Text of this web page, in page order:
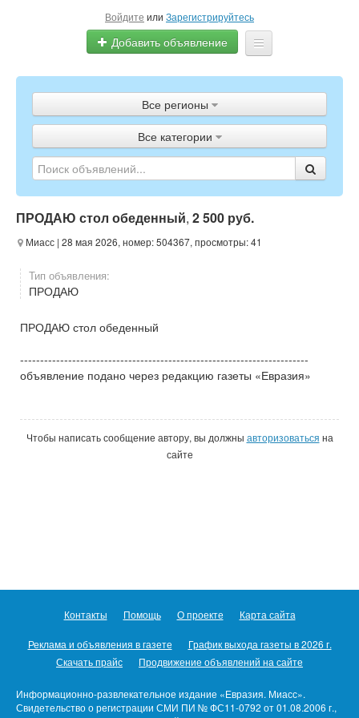
Войдите или Зарегистрируйтесь
Добавить объявление
Объявления
Полистать газету
ТВ-программа
Все регионы
Все категории
ПРОДАЮ стол обеденный, 2 500 руб.
Миасс | 28 мая 2026, номер: 504367, просмотры: 41
Тип объявления:
ПРОДАЮ
ПРОДАЮ стол обеденный
------------------------------------------------------------------------
объявление подано через редакцию газеты «Евразия»
Чтобы написать сообщение автору, вы должны авторизоваться на
сайте
Контакты Помощь О проекте Карта сайта
Реклама и объявления в газете
График выхода газеты в 2026 г.
Скачать прайс
Продвижение объявлений на сайте
Информационно-развлекательное издание «Евразия. Миасс».
Свидетельство о регистрации СМИ ПИ № ФС11-0792 от 01.08.2006 г.,